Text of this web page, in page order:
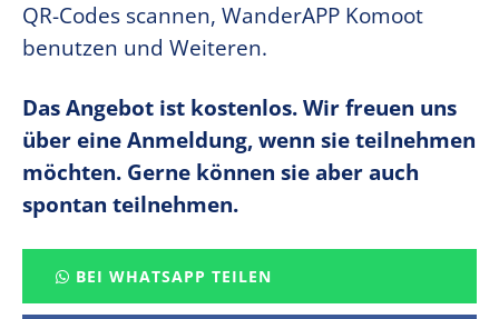
QR-Codes scannen, WanderAPP Komoot
benutzen und Weiteren.
Das Angebot ist kostenlos. Wir freuen uns
über eine Anmeldung, wenn sie teilnehmen
möchten. Gerne können sie aber auch
spontan teilnehmen.
BEI WHATSAPP TEILEN